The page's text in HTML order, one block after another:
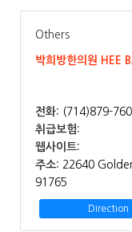
Others
박희방한의원 HEE
전화: (714)879-
취급보험:
웹사이트:
주소: 22640
91765
Direction